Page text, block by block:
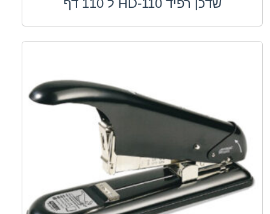
שדכן רפיד HD-110 ל 110 דף